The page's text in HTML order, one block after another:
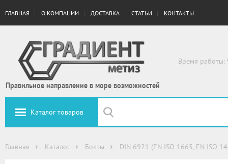
ГЛАВНАЯ О КОМПАНИИ ДОСТАВКА СТАТЬИ КОНТАКТЫ
Правильное направление в море возможностей
Время работы:
Каталог товаров
Главная Каталог Болты DIN 6921 (EN ISO 1665, EN ISO